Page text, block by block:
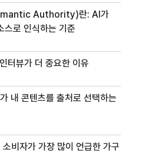
Authority)란: AI가
스로 인식하는 기준
터뷰가 더 중요한 이유
내 콘텐츠를 출처로 선택하는
비자가 가장 많이 언급한 가구